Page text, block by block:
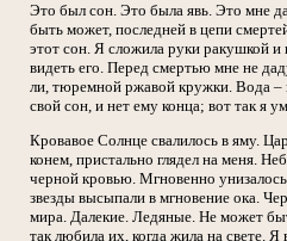
Это был сон. Это была явь. Это мне
быть может, последней в цепи
этот сон. Я сложила руки ракушкой
видеть его. Перед смертью мне не
ли, тюремной ржавой кружки. Вода –
свой сон, и нет ему конца; вот так я
Кровавое Солнце свалилось в яму.
конем, пристально глядел на меня.
черной кровью. Мгновенно
звезды высыпали в мгновение ока.
мира. Далекие. Ледяные. Не может
так любила их, когда жила на свете.